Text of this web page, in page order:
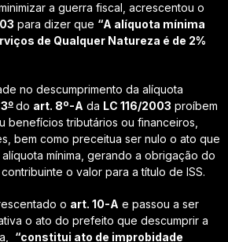
a guerra fiscal, acrescentou o
para dizer que “A alíquota mínima
de Qualquer Natureza é de 2%
no descumprimento da alíquota
3o do art. 8º-A da LC 116/2003 proíbem
benefícios tributários ou financeiros,
bem como preceitua ser nulo o ato que
mínima, gerando a obrigação do
o valor para a título de ISS.
o art. 10-A e passou a ser
o ato do prefeito que descumprir a
“constitui ato de improbidade